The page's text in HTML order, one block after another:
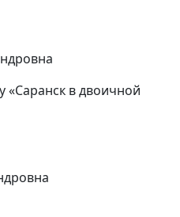
«Саранск в двоичной